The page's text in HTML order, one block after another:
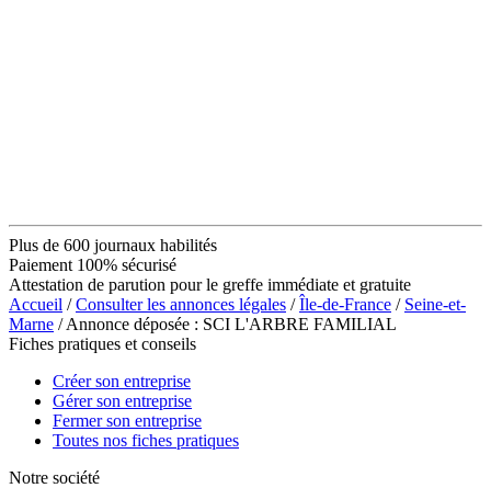
Plus de 600 journaux habilités
Paiement 100% sécurisé
Attestation de parution pour le greffe immédiate et gratuite
Accueil /Consulter les annonces légales /Île-de-France / Seine-et-
Marne / Annonce déposée : SCI L'ARBRE FAMILIAL
Fiches pratiques et conseils
Créer son entreprise
Gérer son entreprise
Fermer son entreprise
Toutes nos fiches pratiques
Notre société